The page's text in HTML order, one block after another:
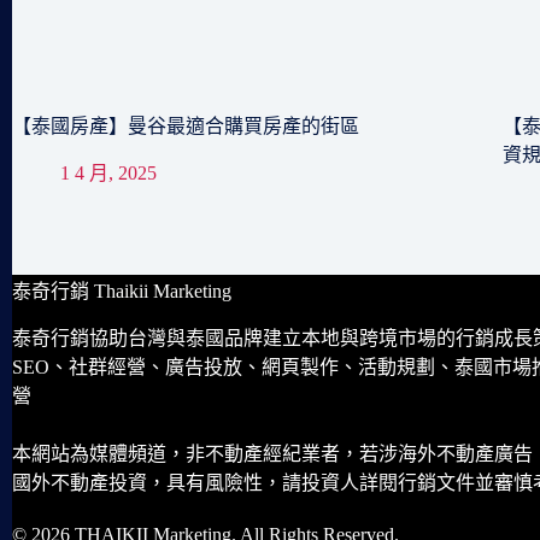
【泰國房產】曼谷最適合購買房產的街區
1 4 月, 2025
【
資
泰奇行銷 Thaikii Marketing
泰奇行銷協助台灣與泰國品牌建立本地與跨境市場的行銷成長
SEO、社群經營、廣告投放、網頁製作、活動規劃、泰國市
營
本網站為媒體頻道，非不動產經紀業者，若涉海外不動產廣告
國外不動產投資，具有風險性，請投資人詳閱行銷文件並審慎
© 2026 THAIKII Marketing. All Rights Reserved.